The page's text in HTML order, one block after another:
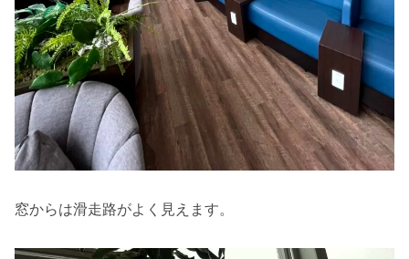
窓からは滑走路がよく見えます。